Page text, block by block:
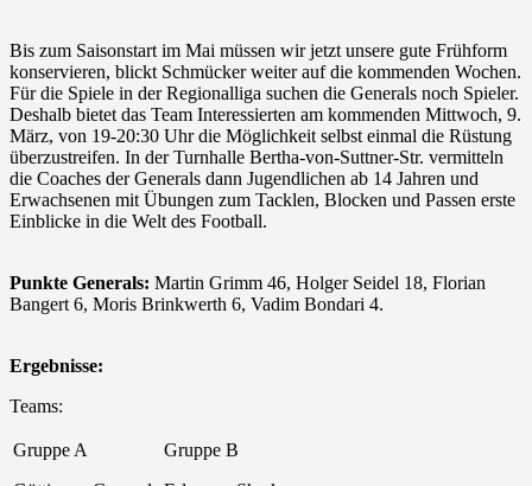
Bis zum Saisonstart im Mai müssen wir jetzt unsere gute Frühform
konservieren, blickt Schmücker weiter auf die kommenden Wochen.
Für die Spiele in der Regionalliga suchen die Generals noch Spieler.
Deshalb bietet das Team Interessierten am kommenden Mittwoch, 9.
März, von 19-20:30 Uhr die Möglichkeit selbst einmal die Rüstung
überzustreifen. In der Turnhalle Bertha-von-Suttner-Str. vermitteln
die Coaches der Generals dann Jugendlichen ab 14 Jahren und
Erwachsenen mit Übungen zum Tacklen, Blocken und Passen erste
Einblicke in die Welt des Football.
Punkte Generals: Martin Grimm 46, Holger Seidel 18, Florian
Bangert 6, Moris Brinkwerth 6, Vadim Bondari 4.
Ergebnisse:
Teams:
Gruppe A
Gruppe B